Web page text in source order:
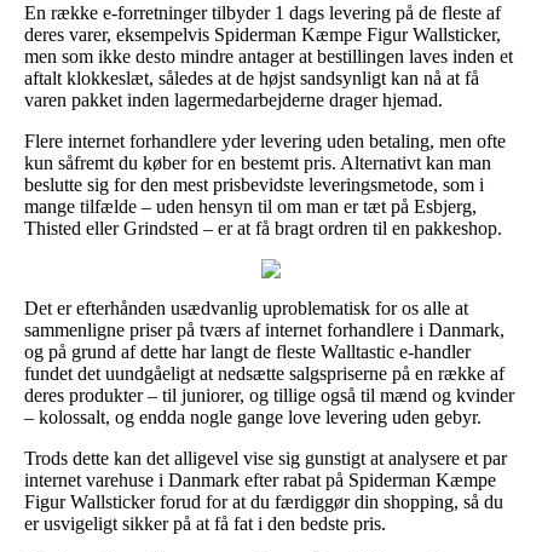
En række e-forretninger tilbyder 1 dags levering på de fleste af
deres varer, eksempelvis Spiderman Kæmpe Figur Wallsticker,
men som ikke desto mindre antager at bestillingen laves inden et
aftalt klokkeslæt, således at de højst sandsynligt kan nå at få
varen pakket inden lagermedarbejderne drager hjemad.
Flere internet forhandlere yder levering uden betaling, men ofte
kun såfremt du køber for en bestemt pris. Alternativt kan man
beslutte sig for den mest prisbevidste leveringsmetode, som i
mange tilfælde – uden hensyn til om man er tæt på Esbjerg,
Thisted eller Grindsted – er at få bragt ordren til en pakkeshop.
Det er efterhånden usædvanlig uproblematisk for os alle at
sammenligne priser på tværs af internet forhandlere i Danmark,
og på grund af dette har langt de fleste Walltastic e-handler
fundet det uundgåeligt at nedsætte salgspriserne på en række af
deres produkter – til juniorer, og tillige også til mænd og kvinder
– kolossalt, og endda nogle gange love levering uden gebyr.
Trods dette kan det alligevel vise sig gunstigt at analysere et par
internet varehuse i Danmark efter rabat på Spiderman Kæmpe
Figur Wallsticker forud for at du færdiggør din shopping, så du
er usvigeligt sikker på at få fat i den bedste pris.